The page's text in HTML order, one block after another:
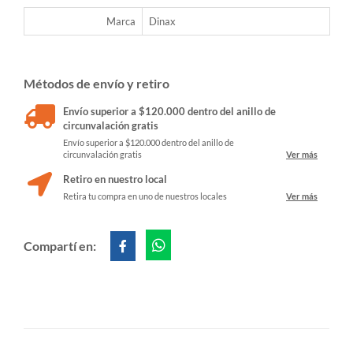
Marca Dinax
Métodos de envío y retiro
Envío superior a $120.000 dentro del anillo de
circunvalación gratis
Envío superior a $120.000 dentro del anillo de
circunvalación gratis
Ver más
Retiro en nuestro local
Retira tu compra en uno de nuestros locales Ver más
Compartí en: